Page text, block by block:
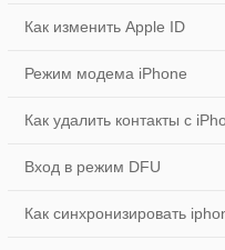
Как изменить Apple ID
Режим модема iPhone
Как удалить контакты с
Вход в режим DFU
Как синхронизировать